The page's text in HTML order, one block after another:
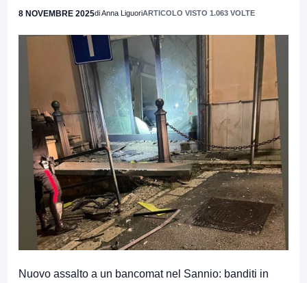
8 NOVEMBRE 2025di Anna LiguoriARTICOLO VISTO 1.063 VOLTE
Nuovo assalto a un bancomat nel Sannio: banditi in